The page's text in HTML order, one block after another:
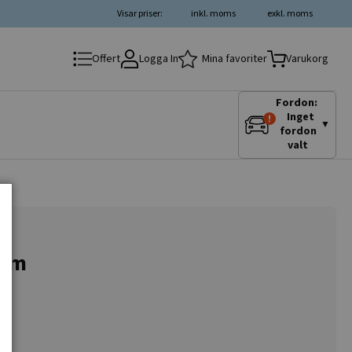
exkl. moms
inkl. moms
Visar priser:
Offert Logga In Mina favoriter Varukorg
Fordon:
Inget
fordon
valt
▼